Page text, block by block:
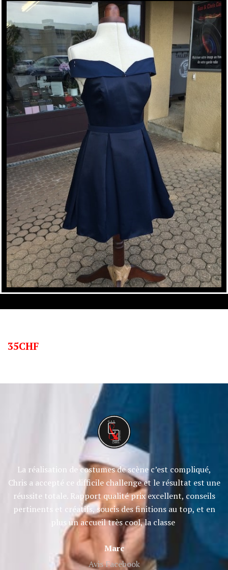
35CHF
La réalisation de costumes de scène c’est compliqué,
Chris a accepté ce difficile challenge et le résultat est une
réussite totale. Rapport qualité prix excellent, conseils
pertinents et créatifs, soucis des finitions au top, et en
plus un accueil très cool, la classe
Marc
Avis Facebook